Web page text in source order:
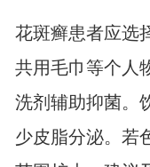
花斑癣患者应选
共用毛巾等个人
洗剂辅助抑菌。
少皮脂分泌。若